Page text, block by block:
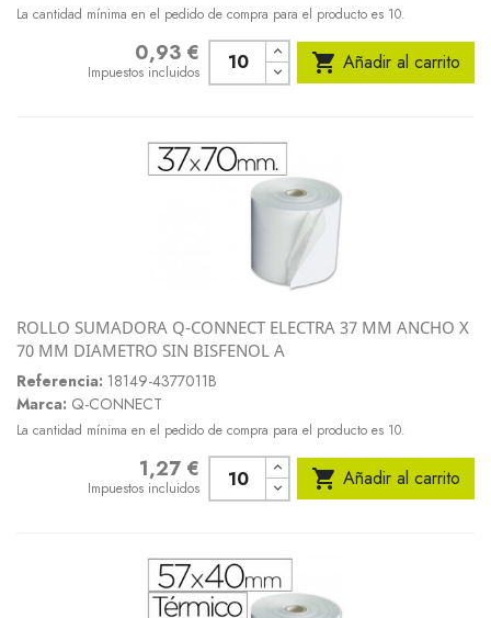
La cantidad mínima en el pedido de compra para el producto es 10.
0,93 €
Impuestos incluidos  Añadir al carrito
ROLLO SUMADORA Q-CONNECT ELECTRA 37 MM ANCHO X
70 MM DIAMETRO SIN BISFENOL A
Referencia: 18149-4377011B
Marca: Q-CONNECT
La cantidad mínima en el pedido de compra para el producto es 10.
1,27 €
Impuestos incluidos  Añadir al carrito